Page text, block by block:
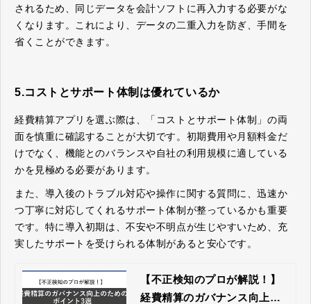
されるため、同じデータを会計ソフトに再入力する必要がな
くなります。これにより、データの二重入力を防ぎ、手間を
省くことができます。
5.コストとサポート体制は優れているか
経費精算アプリを選ぶ際は、「コストとサポート体制」の両
面を慎重に確認することが大切です。初期費用や月額料金だ
けでなく、機能とのバランスや自社の利用規模に適している
かを見極める必要があります。
また、導入後のトラブル対応や操作に関する質問に、迅速か
つ丁寧に対応してくれるサポート体制が整っているかも重要
です。特に導入初期は、不安や不明点が生じやすいため、充
実したサポートを受けられる体制があると安心です。
【不正検知のプロが解説！】
経費精算のガバナンス向上の